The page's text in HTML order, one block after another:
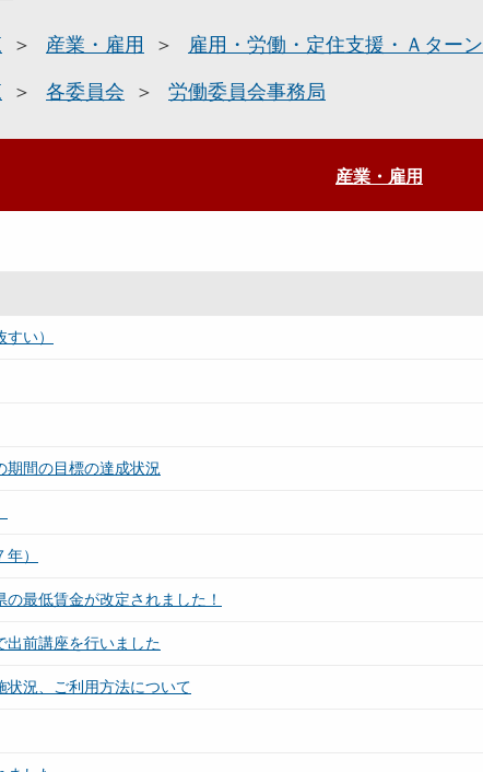
産業・雇用 雇用・労働・定住支援・Ａターン
各委員会 労働委員会事務局
産業・雇用
い）
期間の目標の達成状況
）
の最低賃金が改定されました！
出前講座を行いました
状況、ご利用方法について